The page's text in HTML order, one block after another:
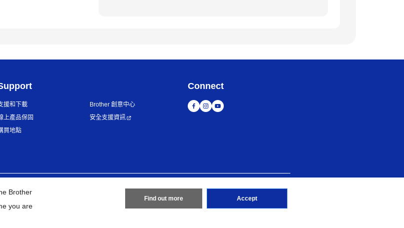
援和下載
上產品保固
買地點
Brother 創意中心
安全支援資訊
Connect
私政策 網站地圖 造訪 Brother 全球網站
INTERNATIONAL TAIWAN LTD. All Rights Reserved
Brother
you are
Find out more Accept